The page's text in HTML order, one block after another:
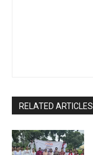
RELATED ARTICLES